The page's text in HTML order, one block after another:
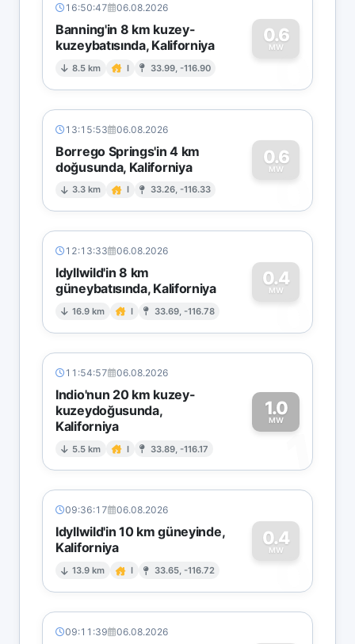
16:50:47 06.08.2026
Banning'in 8 km kuzey-
kuzeybatısında, Kaliforniya
8.5 km I 33.99, -116.90
0.6
MW
0
13:15:53 06.08.2026
Borrego Springs'in 4 km
doğusunda, Kaliforniya
3.3 km I 33.26, -116.33
0.6
MW
0
12:13:33 06.08.2026
Idyllwild'in 8 km
güneybatısında, Kaliforniya
16.9 km I 33.69, -116.78
0.4
MW
0
11:54:57 06.08.2026
Indio'nun 20 km kuzey-
kuzeydoğusunda,
Kaliforniya
5.5 km I 33.89, -116.17
1.0
MW
1
09:36:17 06.08.2026
Idyllwild'in 10 km güneyinde,
Kaliforniya
13.9 km I 33.65, -116.72
0.4
MW
0
09:11:39 06.08.2026